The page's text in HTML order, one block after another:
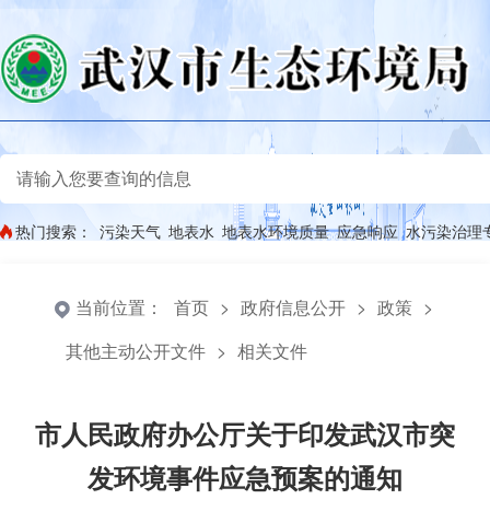
热门搜索： 污染天气 地表水 地表水环境质量 应急响应 水污染治理
当前位置： 首页 > 政府信息公开 > 政策 >
其他主动公开文件 > 相关文件
市人民政府办公厅关于印发武汉市突
发环境事件应急预案的通知